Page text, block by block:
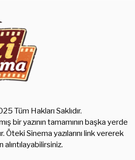
Tüm Hakları Saklıdır.
bir yazının tamamının başka yerde
Öteki Sinema yazılarını link vererek
alıntılayabilirsiniz.